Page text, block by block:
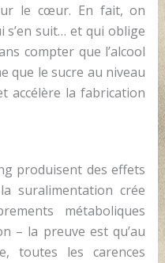
le cœur. En fait, on
s’en suit… et qui oblige
compter que l’alcool
que le sucre au niveau
accélère la fabrication
produisent des effets
suralimentation crée
métaboliques
– la preuve est qu’au
toutes les carences